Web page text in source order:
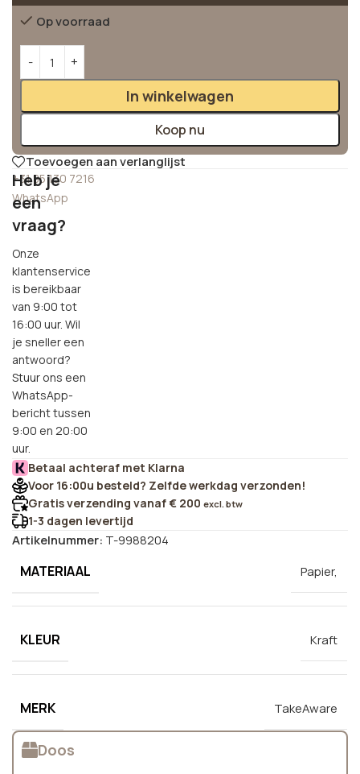
Op voorraad
In winkelwagen
Koop nu
Toevoegen aan verlanglijst
+31 85 130 7216
WhatsApp
Heb je
een
vraag?
Onze
klantenservice
is bereikbaar
van 9:00 tot
16:00 uur. Wil
je sneller een
antwoord?
Stuur ons een
WhatsApp-
bericht tussen
9:00 en 20:00
uur.
Betaal achteraf met Klarna
Voor 16:00u besteld? Zelfde werkdag verzonden!
Gratis verzending vanaf € 200 excl. btw
1-3 dagen levertijd
Artikelnummer: T-9988204
MATERIAAL Papier,
KLEUR Kraft
MERK TakeAware
Doos